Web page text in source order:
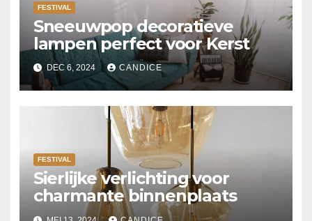
FESTIVAL
Sneeuwpop decoratieve
lampen perfect voor Kerst
DEC 6, 2024 CANDICE
FESTIVAL
Sierlijke verlichting voor
charmante binnenplaats